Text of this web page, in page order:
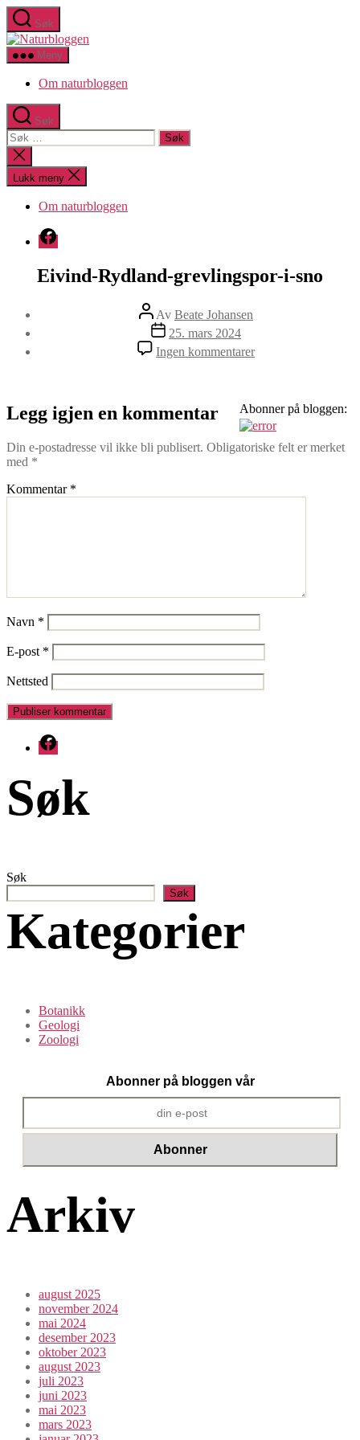
Hopp
til
innholdet
Søk
Meny
Om naturbloggen
Søk
Søk
etter:
Lukk
søk
Lukk meny
Om naturbloggen
Facebook
Eivind-Rydland-grevlingspor-i-sno
Innleggsforfatter
Av Beate Johansen
Publiseringsdato
25. mars 2024
Ingen kommentarertil
Eivind-
i-
Abonner på bloggen:
Legg igjen en kommentar
Din e-postadresse vil ikke bli publisert. Obligatoriske felt er merket
med *
Kommentar *
Navn *
E-post *
Nettsted
Facebook
Søk
Søk
Søk
Kategorier
Botanikk
Geologi
Zoologi
Abonner på bloggen vår
Arkiv
august 2025
november 2024
mai 2024
desember 2023
oktober 2023
august 2023
juli 2023
juni 2023
mai 2023
mars 2023